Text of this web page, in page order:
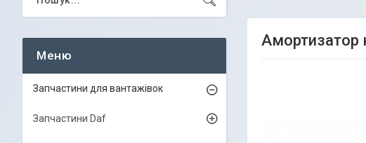
Амортизатор
Запчастини для вантажівок
Запчастини Daf